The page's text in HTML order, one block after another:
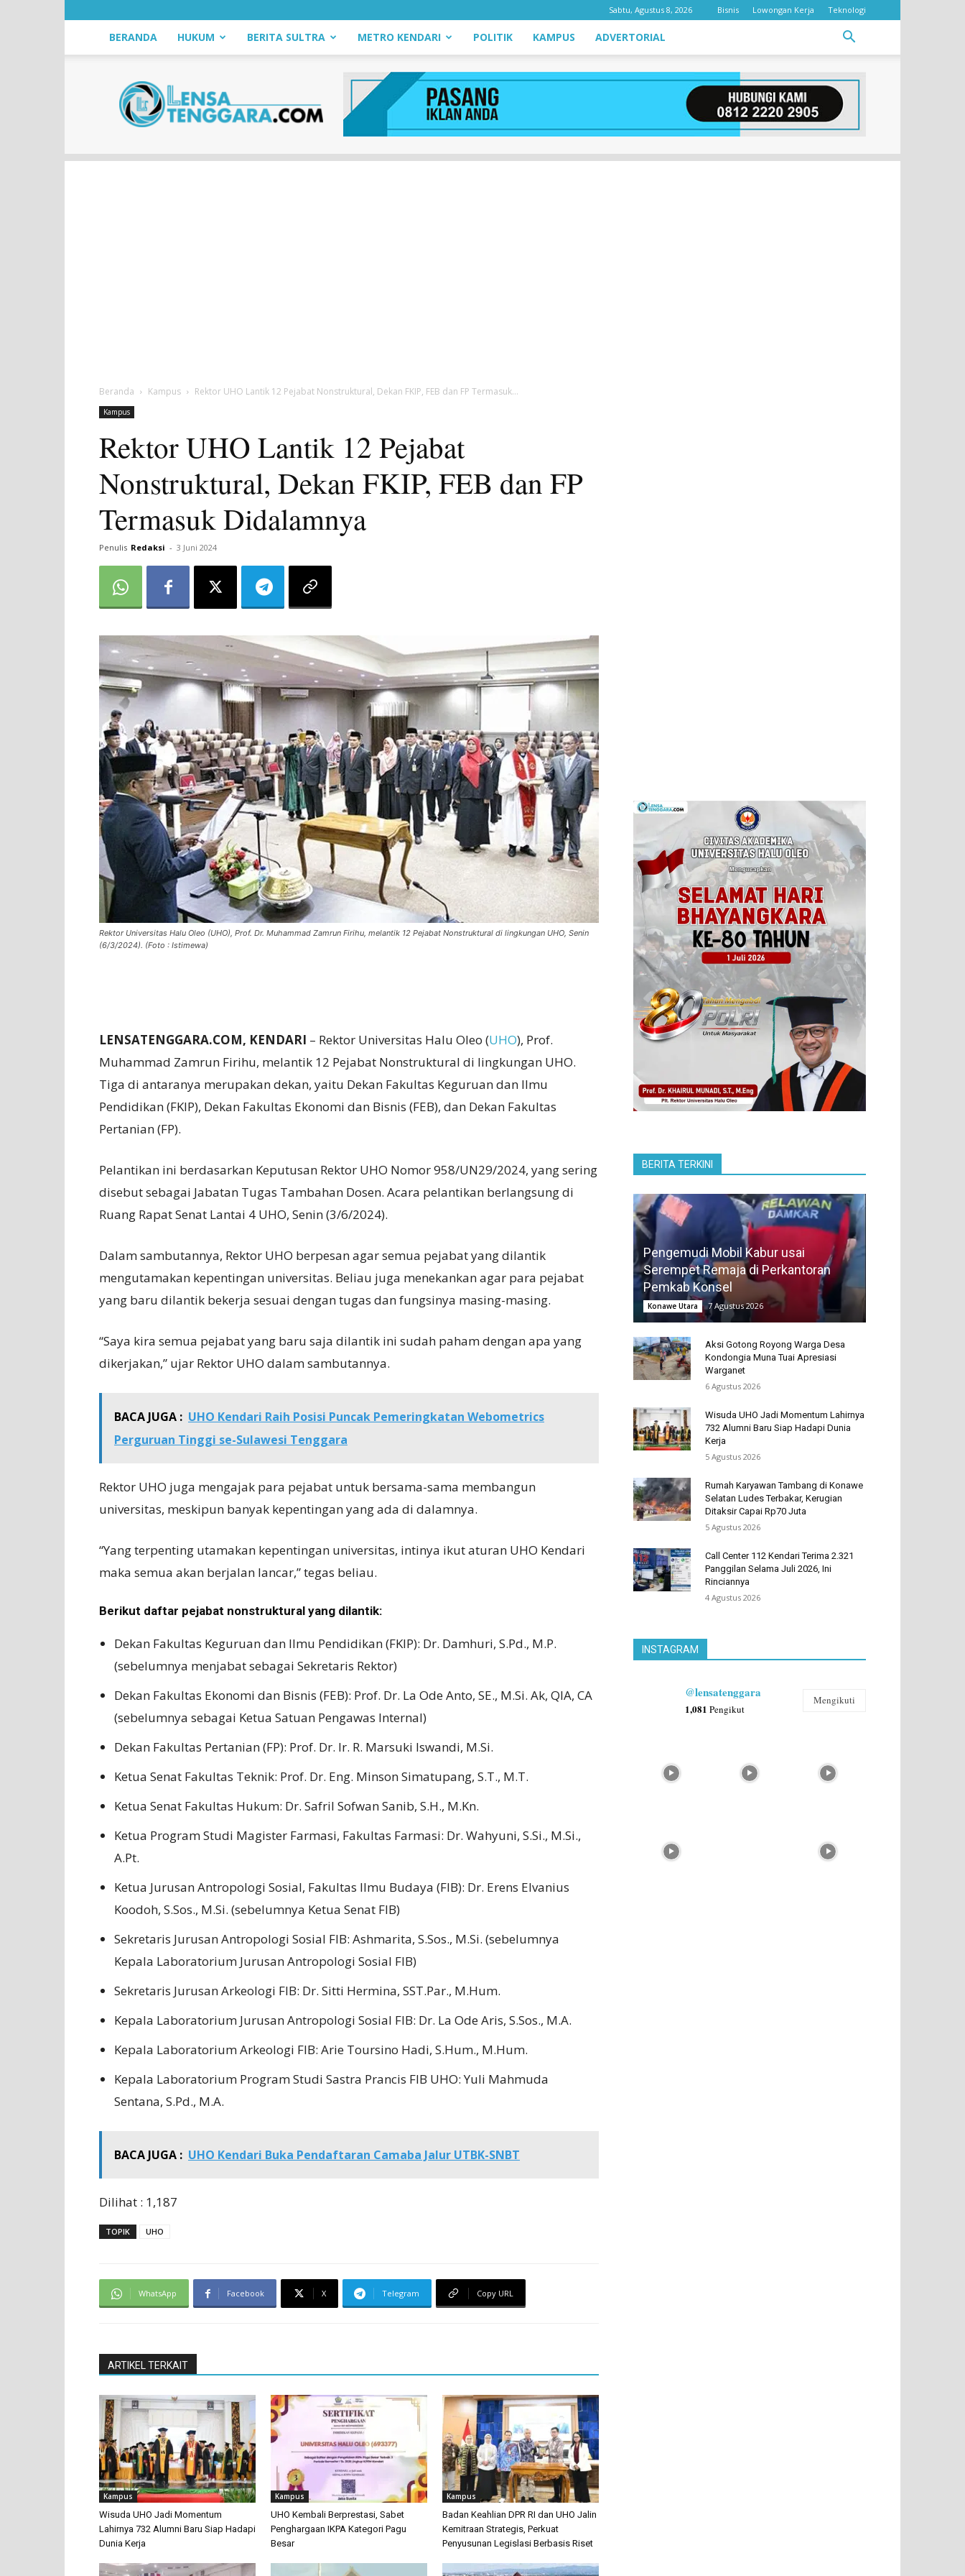
Sabtu, Agustus 8, 2026 Bisnis Lowongan Kerja Teknologi
BERANDA HUKUM BERITA SULTRA METRO KENDARI POLITIK KAMPUS ADVERTORIAL
LensaTenggara.com
Beranda Kampus Rektor UHO Lantik 12 Pejabat Nonstruktural, Dekan FKIP, FEB dan FP Termasuk...
Kampus
Rektor UHO Lantik 12 Pejabat
Nonstruktural, Dekan FKIP, FEB dan FP
Termasuk Didalamnya
Penulis Redaksi - 3 Juni 2024
Rektor Universitas Halu Oleo (UHO), Prof. Dr. Muhammad Zamrun Firihu, melantik 12 Pejabat Nonstruktural di lingkungan UHO, Senin
(6/3/2024). (Foto : Istimewa)
LENSATENGGARA.COM, KENDARI – Rektor Universitas Halu Oleo (UHO), Prof.
Muhammad Zamrun Firihu, melantik 12 Pejabat Nonstruktural di lingkungan UHO.
Tiga di antaranya merupakan dekan, yaitu Dekan Fakultas Keguruan dan Ilmu
Pendidikan (FKIP), Dekan Fakultas Ekonomi dan Bisnis (FEB), dan Dekan Fakultas
Pertanian (FP).
Pelantikan ini berdasarkan Keputusan Rektor UHO Nomor 958/UN29/2024, yang sering
disebut sebagai Jabatan Tugas Tambahan Dosen. Acara pelantikan berlangsung di
Ruang Rapat Senat Lantai 4 UHO, Senin (3/6/2024).
Dalam sambutannya, Rektor UHO berpesan agar semua pejabat yang dilantik
mengutamakan kepentingan universitas. Beliau juga menekankan agar para pejabat
yang baru dilantik bekerja sesuai dengan tugas dan fungsinya masing-masing.
“Saya kira semua pejabat yang baru saja dilantik ini sudah paham dengan apa yang
dikerjakan,” ujar Rektor UHO dalam sambutannya.
BACA JUGA : UHO Kendari Raih Posisi Puncak Pemeringkatan Webometrics
Perguruan Tinggi se-Sulawesi Tenggara
Rektor UHO juga mengajak para pejabat untuk bersama-sama membangun
universitas, meskipun banyak kepentingan yang ada di dalamnya.
“Yang terpenting utamakan kepentingan universitas, intinya ikut aturan UHO Kendari
maka semua akan berjalan lancar,” tegas beliau.
Berikut daftar pejabat nonstruktural yang dilantik:
Dekan Fakultas Keguruan dan Ilmu Pendidikan (FKIP): Dr. Damhuri, S.Pd., M.P.
(sebelumnya menjabat sebagai Sekretaris Rektor)
Dekan Fakultas Ekonomi dan Bisnis (FEB): Prof. Dr. La Ode Anto, SE., M.Si. Ak, QIA, CA
(sebelumnya sebagai Ketua Satuan Pengawas Internal)
Dekan Fakultas Pertanian (FP): Prof. Dr. Ir. R. Marsuki Iswandi, M.Si.
Ketua Senat Fakultas Teknik: Prof. Dr. Eng. Minson Simatupang, S.T., M.T.
Ketua Senat Fakultas Hukum: Dr. Safril Sofwan Sanib, S.H., M.Kn.
Ketua Program Studi Magister Farmasi, Fakultas Farmasi: Dr. Wahyuni, S.Si., M.Si.,
A.Pt.
Ketua Jurusan Antropologi Sosial, Fakultas Ilmu Budaya (FIB): Dr. Erens Elvanius
Koodoh, S.Sos., M.Si. (sebelumnya Ketua Senat FIB)
Sekretaris Jurusan Antropologi Sosial FIB: Ashmarita, S.Sos., M.Si. (sebelumnya
Kepala Laboratorium Jurusan Antropologi Sosial FIB)
Sekretaris Jurusan Arkeologi FIB: Dr. Sitti Hermina, SST.Par., M.Hum.
Kepala Laboratorium Jurusan Antropologi Sosial FIB: Dr. La Ode Aris, S.Sos., M.A.
Kepala Laboratorium Arkeologi FIB: Arie Toursino Hadi, S.Hum., M.Hum.
Kepala Laboratorium Program Studi Sastra Prancis FIB UHO: Yuli Mahmuda
Sentana, S.Pd., M.A.
BACA JUGA : UHO Kendari Buka Pendaftaran Camaba Jalur UTBK-SNBT
Dilihat : 1,187
TOPIK UHO
WhatsApp Facebook X Telegram Copy URL
ARTIKEL TERKAIT
Kampus
Wisuda UHO Jadi Momentum
Lahirnya 732 Alumni Baru Siap Hadapi
Dunia Kerja
Kampus
UHO Kembali Berprestasi, Sabet
Penghargaan IKPA Kategori Pagu
Besar
Kampus
Badan Keahlian DPR RI dan UHO Jalin
Kemitraan Strategis, Perkuat
Penyusunan Legislasi Berbasis Riset
BERITA TERKINI
Pengemudi Mobil Kabur usai
Serempet Remaja di Perkantoran
Pemkab Konsel
Konawe Utara 7 Agustus 2026
Aksi Gotong Royong Warga Desa
Kondongia Muna Tuai Apresiasi
Warganet
6 Agustus 2026
Wisuda UHO Jadi Momentum Lahirnya
732 Alumni Baru Siap Hadapi Dunia
Kerja
5 Agustus 2026
Rumah Karyawan Tambang di Konawe
Selatan Ludes Terbakar, Kerugian
Ditaksir Capai Rp70 Juta
5 Agustus 2026
Call Center 112 Kendari Terima 2.321
Panggilan Selama Juli 2026, Ini
Rinciannya
4 Agustus 2026
INSTAGRAM
@lensatenggara
1,081 Pengikut
Mengikuti